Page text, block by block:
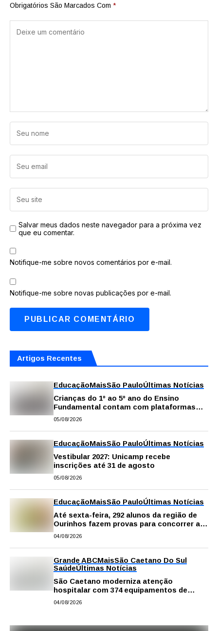
Obrigatórios São Marcados Com *
Salvar meus dados neste navegador para a próxima vez
que eu comentar.
Notifique-me sobre novos comentários por e-mail.
Notifique-me sobre novas publicações por e-mail.
Artigos Recentes
EducaçãoMaisSão PauloÚltimas Notícias
Crianças do 1º ao 5º ano do Ensino
Fundamental contam com plataformas
digitais para apoiar estudos na escola e
05/08/2026
EducaçãoMaisSão PauloÚltimas Notícias
Vestibular 2027: Unicamp recebe
inscrições até 31 de agosto
05/08/2026
EducaçãoMaisSão PauloÚltimas Notícias
Até sexta-feira, 292 alunos da região de
Ourinhos fazem provas para concorrer a
intercâmbio internacional
04/08/2026
Grande ABCMaisSão Caetano Do Sul
SaúdeÚltimas Notícias
São Caetano moderniza atenção
hospitalar com 374 equipamentos de
última geração
04/08/2026